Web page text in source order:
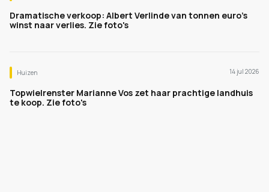
Dramatische verkoop: Albert Verlinde van tonnen euro's
winst naar verlies. Zie foto's
Huizen 14 jul 2026
Topwielrenster Marianne Vos zet haar prachtige landhuis
te koop. Zie foto's